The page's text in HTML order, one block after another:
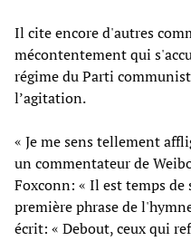
Il cite encore d'autres
mécontentement qui
régime du Parti
l’agitation.
« Je me sens tellement
un commentateur de
Foxconn: « Il est temps de
première phrase de
écrit: « Debout, ceux qui